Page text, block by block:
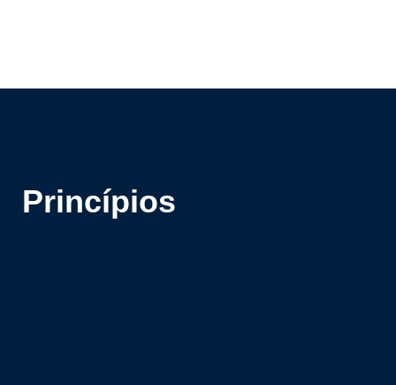
Princípios